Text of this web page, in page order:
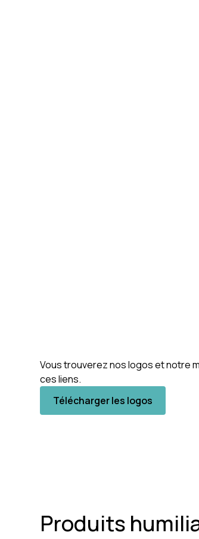
Vous trouverez nos logos et notre
ces liens.
Télécharger les logos
Produits